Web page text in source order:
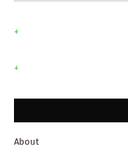
+
+
About